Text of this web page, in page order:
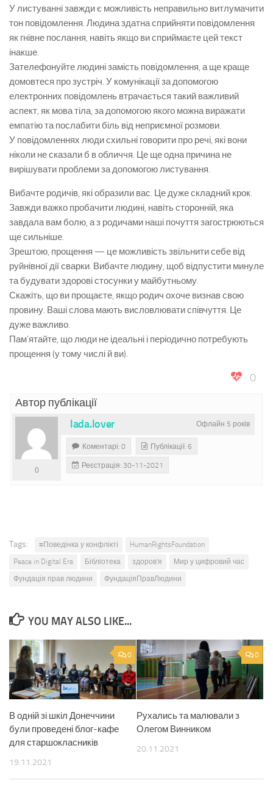
У листуванні завжди є можливість неправильно витлумачити
тон повідомлення. Людина здатна сприйняти повідомлення
як гнівне послання, навіть якщо ви сприймаєте цей текст
інакше.
Зателефонуйте людині замість повідомлення, а ще краще
домовтеся про зустріч. У комунікації за допомогою
електронних повідомлень втрачається такий важливий
аспект, як мова тіла, за допомогою якого можна виражати
емпатію та послабити біль від неприємної розмови.
У повідомленнях люди схильні говорити про речі, які вони
ніколи не сказали б в обличчя. Це ще одна причина не
вирішувати проблеми за допомогою листування.
Вибачте родичів, які образили вас. Це дуже складний крок.
Завжди важко пробачити людині, навіть сторонній, яка
завдала вам болю, а з родичами наші почуття загострюються
ще сильніше.
Зрештою, прощення — це можливість звільнити себе від
руйнівної дії сварки. Вибачте людину, щоб відпустити минуле
та будувати здорові стосунки у майбутньому.
Скажіть, що ви прощаєте, якщо родич охоче визнав свою
провину. Ваші слова мають висловлювати співчуття. Це
дуже важливо.
Пам’ятайте, що люди не ідеальні і періодично потребують
прощення (у тому числі й ви).
0
Автор публікації
Офлайн 5 років
lada.lover
0
Коментарі: 0 Публікації: 6
Реєстрація: 30-11-2021
Tags: #Поведінка у конфлікті
HumanRightsFoundation
Peace in Digital Era
Бібліотека здоров'я
Мир у цифровий час
Фундація прав людини
ФундаціяПравЛюдини
YOU MAY ALSO LIKE...
0
В одній зі шкіл Донеччини
були проведені блог-кафе
для старшокласників
19.11.2021
0
Рухались та малювали з
Олегом Винником
20.11.2021